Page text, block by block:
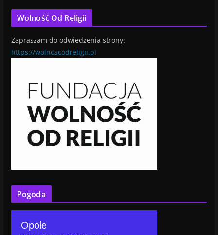
Wolność Od Religii
Zapraszam do odwiedzenia strony:
https://wolnoscodreligii.pl
Pogoda